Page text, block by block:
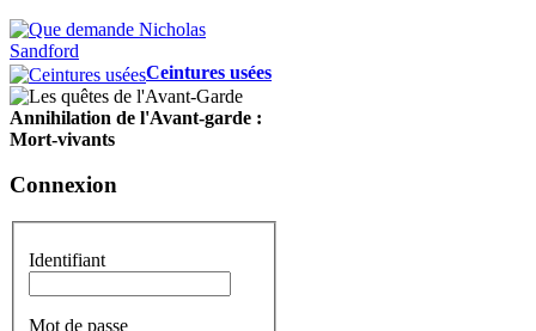
Ceintures usées
Annihilation de l'Avant-garde :
Mort-vivants
Connexion
Identifiant
Mot de passe